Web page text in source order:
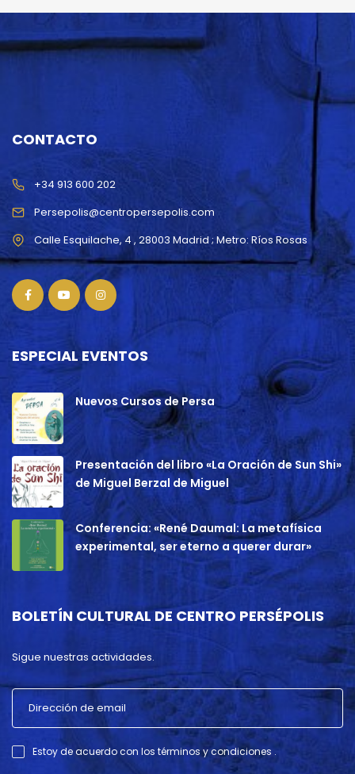
CONTACTO
Persepolis@centropersepolis.com
+34 913 600 202
ESPECIAL EVENTOS
Nuevos Cursos de Persa
Presentación del libro «La Oración de Sun Shi»
de Miguel Berzal de Miguel
Conferencia: «René Daumal: La metafísica
experimental, ser eterno a querer durar»
BOLETÍN CULTURAL DE CENTRO PERSÉPOLIS
Sigue nuestras actividades.
Estoy de acuerdo con los términos y condiciones .